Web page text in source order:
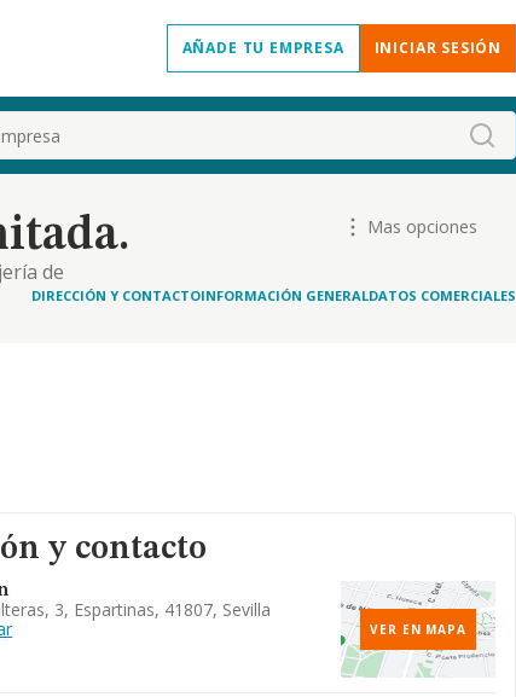
AÑADE TU EMPRESA INICIAR SESIÓN
de
de visitantes,
Mas opciones
DIRECCIÓN Y CONTACTOINFORMACIÓN GENERALDATOS COMERCIALES
y contacto
3, Espartinas, 41807, Sevilla
VER EN MAPA